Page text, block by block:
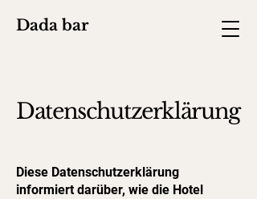
Dada bar
Datenschutzerklärung
Diese Datenschutzerklärung
informiert darüber, wie die Hotel